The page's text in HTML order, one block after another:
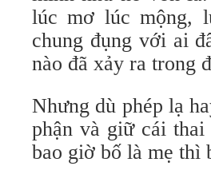
lúc mơ lúc mộng,
chung đụng với ai
nào đã xảy ra trong
Nhưng dù phép lạ
phận và giữ cái
bao giờ bố là mẹ thì